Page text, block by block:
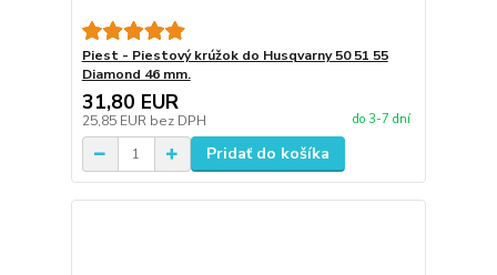
Piest - Piestový krúžok do Husqvarny 50 51 55
Diamond 46 mm.
31,80 EUR
25,85 EUR bez DPH do 3-7 dní
Pridať do košíka